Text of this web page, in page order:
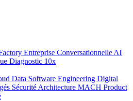
Entreprise Conversationnelle AI
Diagnostic 10x
Data Software Engineering Digital
Sécurité Architecture MACH Product